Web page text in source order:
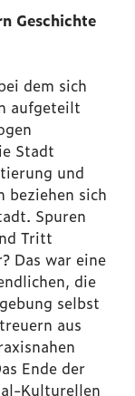
Geschichte
dem sich
aufgeteilt
Stadt
und
beziehen sich
Spuren
Tritt
Das war eine
die
selbst
aus
Ende der
Kulturellen